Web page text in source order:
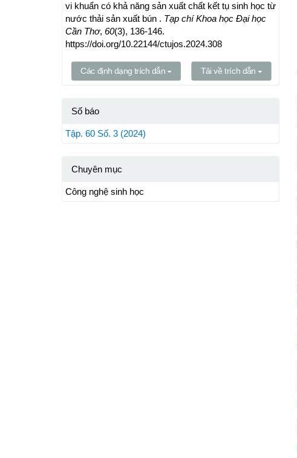
vi khuẩn có khả năng sản xuất chất kết tụ sinh học từ
nước thải sản xuất bún . Tạp chí Khoa học Đại học
Cần Thơ, 60(3), 136-146.
https://doi.org/10.22144/ctujos.2024.308
Các định dạng trích dẫn Tải về trích dẫn
Số báo
Tập. 60 Số. 3 (2024)
Chuyên mục
Công nghệ sinh học